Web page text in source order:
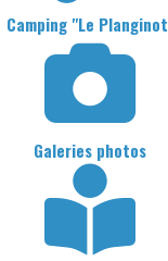
Camping "Le
Galeries photos